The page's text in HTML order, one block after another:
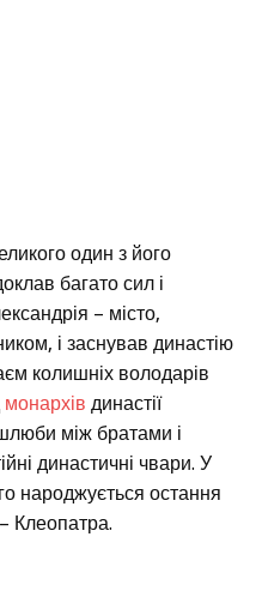
один з його
багато сил і
– місто,
і заснував династію
колишніх володарів
монархів династії
між братами і
династичні чвари. У
народжується остання
Клеопатра.